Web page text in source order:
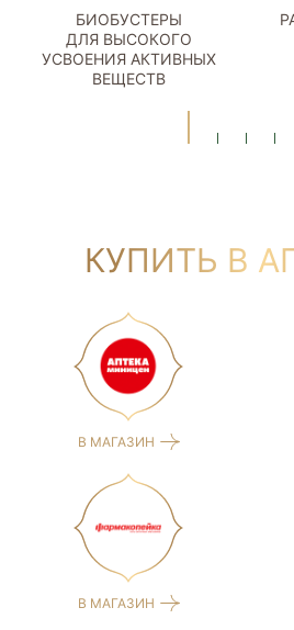
БИОБУСТЕРЫ
ДЛЯ ВЫСОКОГО
УСВОЕНИЯ АКТИВНЫХ
ВЕЩЕСТВ
КУПИТЬ В
В МАГАЗИН
В МАГАЗИН